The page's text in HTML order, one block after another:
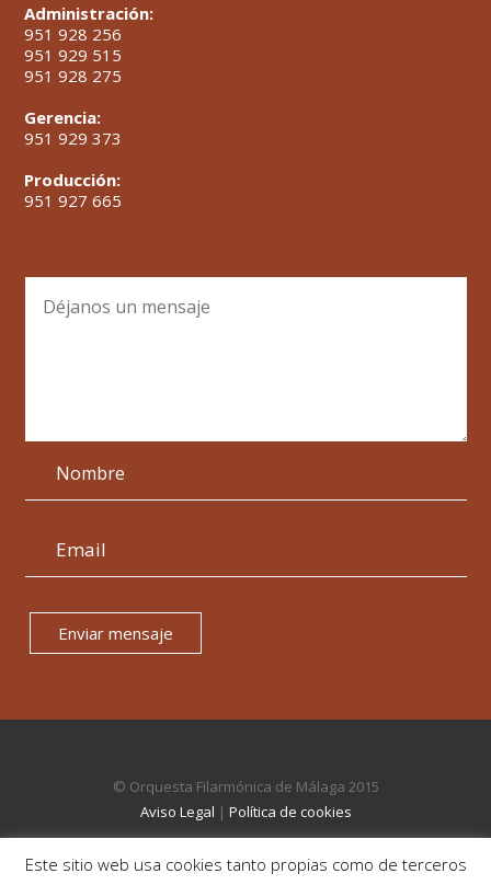
Administración:
951 928 256
951 929 515
951 928 275
Gerencia:
951 929 373
Producción:
951 927 665
Enviar mensaje
© Orquesta Filarmónica de Málaga 2015
Aviso Legal | Política de cookies
Este sitio web usa cookies tanto propias como de terceros